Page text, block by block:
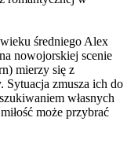
średniego Alex
nowojorskiej scenie
mierzy się z
Sytuacja zmusza ich do
własnych
może przybrać